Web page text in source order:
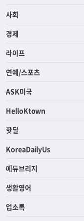
사회
경제
라이프
연예/스포츠
ASK미국
HelloKtown
핫딜
KoreaDailyUs
에듀브리지
생활영어
업소록